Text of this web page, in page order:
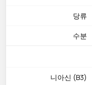
연 2.03 mg은 면역 기능
mg도 고루 함유되어 있습
칠면조 가슴살은 수분이
당류
수분
니아신 (B3)